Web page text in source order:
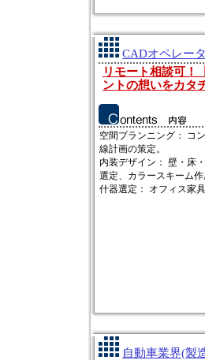
CADオペレー
リモート相談可！
ントの想いをカタ
空間プランニング： コ
線計画の策定。
内装デザイン： 壁・床
選定、カラースキーム作
什器選定： オフィス家
自動車業界(製